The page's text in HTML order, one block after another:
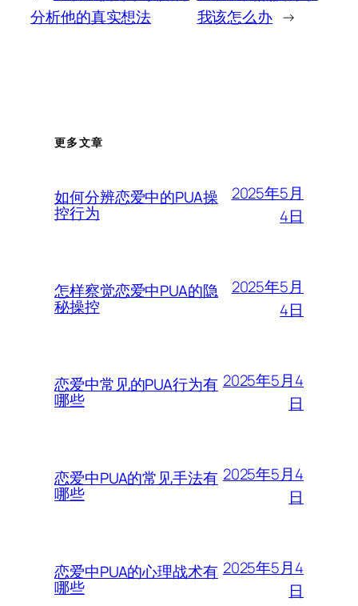
分析他的真实想法
我该怎么办 →
更多文章
如何分辨恋爱中的PUA操
控行为
2025年5月
4日
怎样察觉恋爱中PUA的隐
秘操控
2025年5月
4日
恋爱中常见的PUA行为有
哪些
2025年5月4
日
恋爱中PUA的常见手法有
哪些
2025年5月4
日
恋爱中PUA的心理战术有
哪些
2025年5月4
日